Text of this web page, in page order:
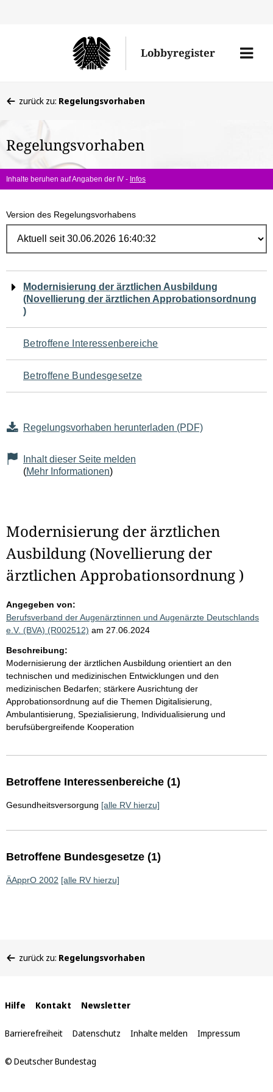
Lobbyregister
Menü
befinden
hier:
zurück zu: Regelungsvorhaben
Regelungsvorhaben
Inhalte beruhen auf Angaben der IV - Infos
Version des Regelungsvorhabens
Navigation
für
den
Seiteninhalt
Modernisierung der ärztlichen Ausbildung
(Novellierung der ärztlichen Approbationsordnung
)
Betroffene Interessenbereiche
Betroffene Bundesgesetze
Regelungsvorhaben herunterladen (PDF)
Inhalt dieser Seite melden
(Mehr Informationen)
Modernisierung der ärztlichen
Ausbildung (Novellierung der
ärztlichen Approbationsordnung )
Angegeben von:
Berufsverband der Augenärztinnen und Augenärzte Deutschlands
e.V. (BVA) (R002512) am 27.06.2024
Beschreibung:
Modernisierung der ärztlichen Ausbildung orientiert an den
technischen und medizinischen Entwicklungen und den
medizinischen Bedarfen; stärkere Ausrichtung der
Approbationsordnung auf die Themen Digitalisierung,
Ambulantisierung, Spezialisierung, Individualisierung und
berufsübergreifende Kooperation
Betroffene Interessenbereiche (1)
Gesundheitsversorgung [alle RV hierzu]
Betroffene Bundesgesetze (1)
ÄApprO 2002 [alle RV hierzu]
befinden
zurück zu: Regelungsvorhaben
Interne
Links
Hilfe Kontakt Newsletter
Barrierefreiheit Datenschutz Inhalte melden Impressum
© Deutscher Bundestag